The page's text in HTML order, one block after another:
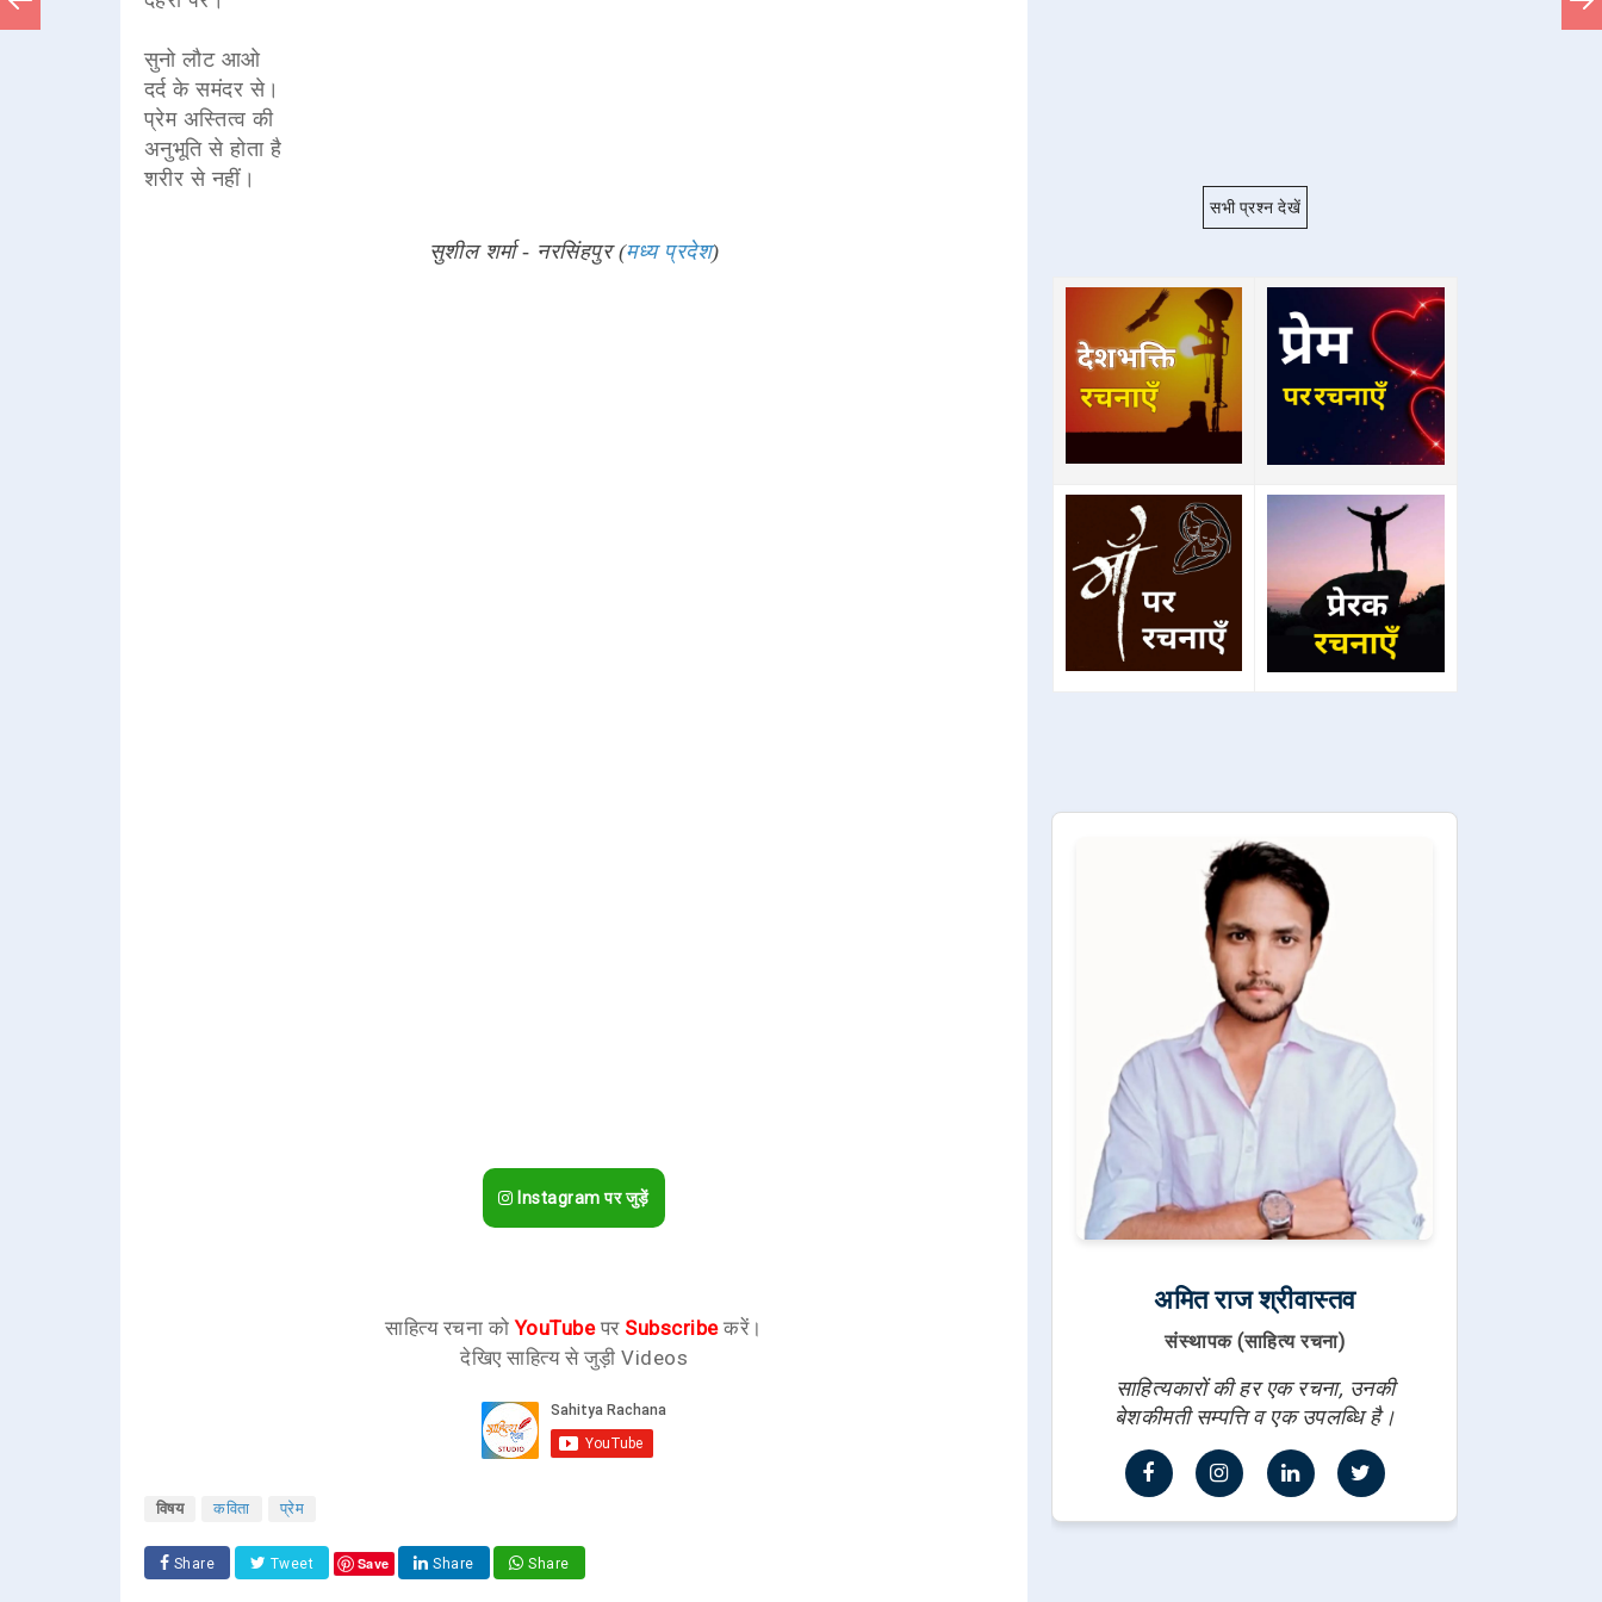
सुनो लौट आओ
दर्द के समंदर से।
प्रेम अस्तित्व की
अनुभूति से होता है
शरीर से नहीं।
सुशील शर्मा - नरसिंहपुर (मध्य प्रदेश)
Instagram पर जुड़ें
साहित्य रचना कोYouTubeपर Subscribeकरें।
देखिए साहित्य से जुड़ी Videos
विषय कविता प्रेम
Share Tweet Save Share Share
सभी प्रश्न देखें
अमित राज श्रीवास्तव
संस्थापक (साहित्य रचना)
साहित्यकारों की हर एक रचना, उनकी
बेशकीमती सम्पत्ति व एक उपलब्धि है।